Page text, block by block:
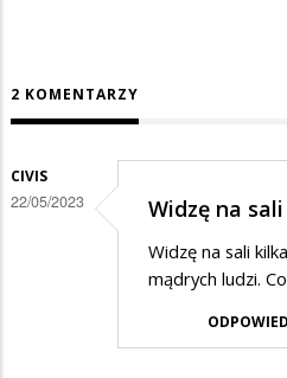
2 KOMENTARZY
CIVIS
22/05/2023 Widzę na
Widzę na sali
mądrych ludzi.